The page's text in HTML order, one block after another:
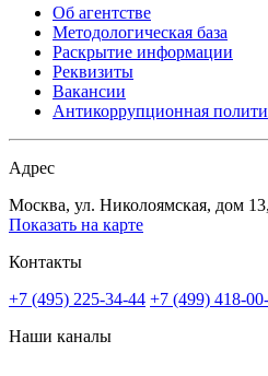
Об агентстве
Методологическая база
Раскрытие информации
Реквизиты
Вакансии
Антикоррупционная
Адрес
Москва, ул. Николоямская, дом
Показать на карте
Контакты
+7 (495) 225-34-44 +7 (499) 418-
Наши каналы